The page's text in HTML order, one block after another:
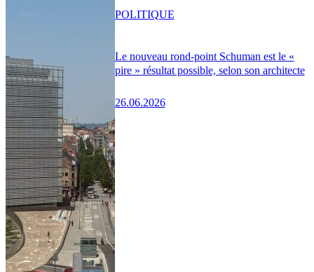
Le nouveau rond-point Schuman est le «
pire » résultat possible, selon son architecte
26.06.2026
POLITIQUE